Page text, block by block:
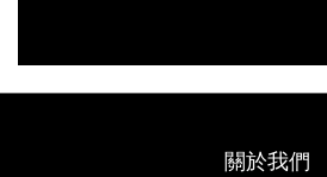
關於我們